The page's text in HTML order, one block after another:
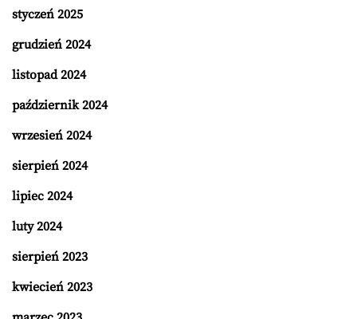
styczeń 2025
grudzień 2024
listopad 2024
październik 2024
wrzesień 2024
sierpień 2024
lipiec 2024
luty 2024
sierpień 2023
kwiecień 2023